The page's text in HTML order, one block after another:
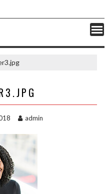
admin